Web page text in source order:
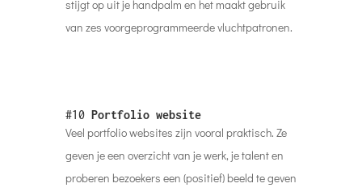
stijgt op uit je handpalm en het maakt gebruik
van zes voorgeprogrammeerde vluchtpatronen.
#10 Portfolio website
Veel portfolio websites zijn vooral praktisch. Ze
geven je een overzicht van je werk, je talent en
proberen bezoekers een (positief) beeld te geven